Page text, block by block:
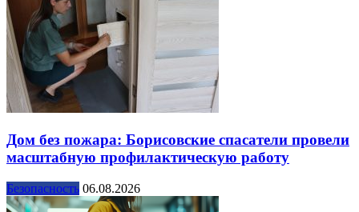
Дом без пожара: Борисовские спасатели провели
масштабную профилактическую работу
Безопасность 06.08.2026